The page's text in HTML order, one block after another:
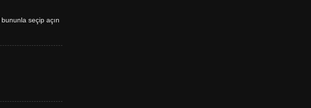
bununla seçip açın